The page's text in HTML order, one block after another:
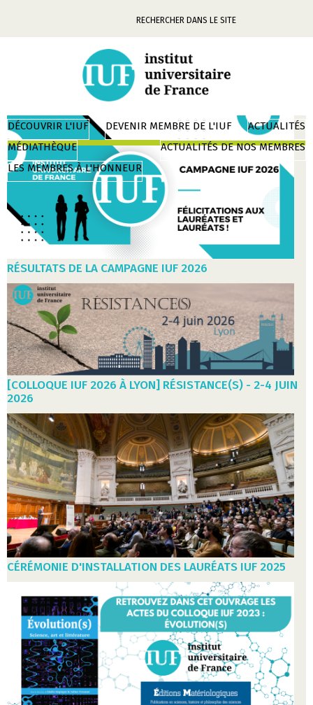
Mots-
Aller
au
contenu
DÉCOUVRIR L'IUF DEVENIR MEMBRE DE L'IUF
ACTUALITÉS
MÉDIATHÈQUE
ACTUALITÉS DE NOS MEMBRES
LES MEMBRES À L'HONNEUR
RÉSULTATS DE LA CAMPAGNE IUF 2026
[COLLOQUE IUF 2026 À LYON] RÉSISTANCE(S) - 2-4 JUIN
2026
CÉRÉMONIE D'INSTALLATION DES LAURÉATS IUF 2025